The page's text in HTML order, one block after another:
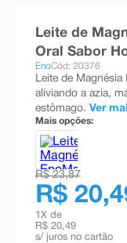
Leite de
Oral Sabor
EnoCód: 20376
Leite de
aliviando a azia,
estômago. Ver
Mais opções:
R$ 23,87
R$
1 X de
R$ 20,49
s/ juros no cartão
absorvente
10ºshampoo